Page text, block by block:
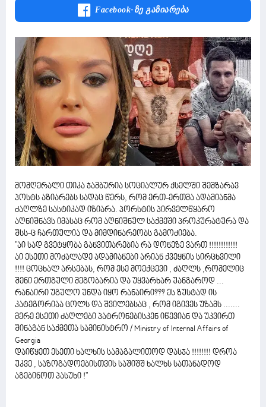
Facebook-Ზე Გაზიარება
მომღერალი თიკა ჯამბურია სოციალურ ქსელში შემზარავ
პოსტს აზიარებს სადაც წერს, რომ ერთ-ერთმა ადამიანმა
ძაღლზე სასტიკად იზიარა. პორსტის პირველწყარო
აღნიშნავს იმასაც რომ აღნიშნულ საქმეში პროკურატურა და
შსს-ც ჩართულია და მიმდინარეობს გამოძიება.
"აი სად გვეტყობა განვითარებია რა დონეზე ვართ !!!!!!!!!!!!
აი ესეთი მოძალადე ადამიანები არიან ქვეყნის სირცხვილი
!!!! ცოცხალ არსებას, რომ ესე მოექცევი , ძაღლს ,რომელიც
შენი ერთგული მეგობარია და უყვარხარ უანგაროდ ...
რანაირი უგულო უნდა იყო რანაირი??? ეს ზუსტად ის
კატეგორიაა ცოლს და შვილებსაც , რომ იგივეს უზამს .......
მერე ესეთი ძაღლები პატრონებისკენ იწევიან და უკვირთ
შინაგან საქმეთა სამინისტრო / Ministry of Internal Affairs of
Georgia
დაიწყეთ ესეთი ხალხის სამაგალითოდ დასჯა !!!!!!!! დროა
უკვე , საზოგადოებისთვის საშიშშ ხალხს სათანადოდ
აგებინოთ პასუხი !"